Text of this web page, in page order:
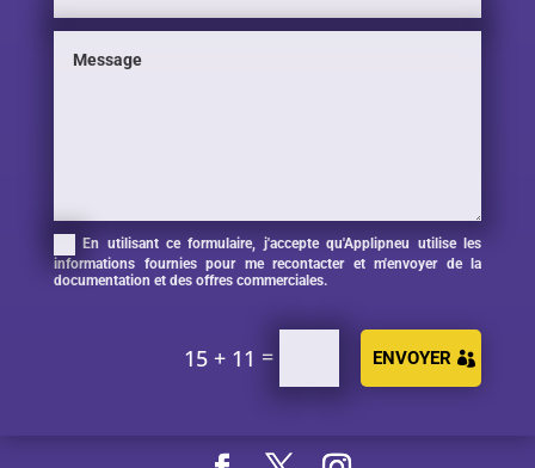
En utilisant ce formulaire, j'accepte qu'Applipneu utilise les
informations fournies pour me recontacter et m'envoyer de la
documentation et des offres commerciales.
15 + 11 = ENVOYER